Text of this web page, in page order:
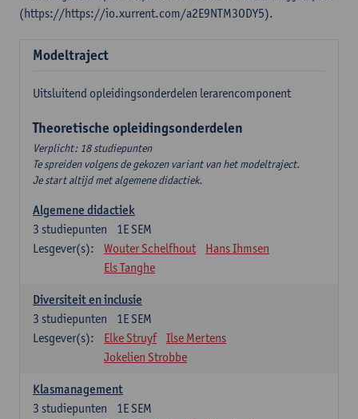
(https://https://io.xurrent.com/a2E9NTM3ODY5).
Modeltraject
Uitsluitend opleidingsonderdelen lerarencomponent
Theoretische opleidingsonderdelen
Verplicht: 18 studiepunten
Te spreiden volgens de gekozen variant van het modeltraject.
Je start altijd met algemene didactiek.
Algemene didactiek
1E SEM
3 studiepunten
Lesgever(s):
Wouter Schelfhout
Hans Ihmsen
Els Tanghe
Diversiteit en inclusie
1E SEM
3 studiepunten
Lesgever(s):
Elke Struyf
Ilse Mertens
Jokelien Strobbe
Klasmanagement
1E SEM
3 studiepunten